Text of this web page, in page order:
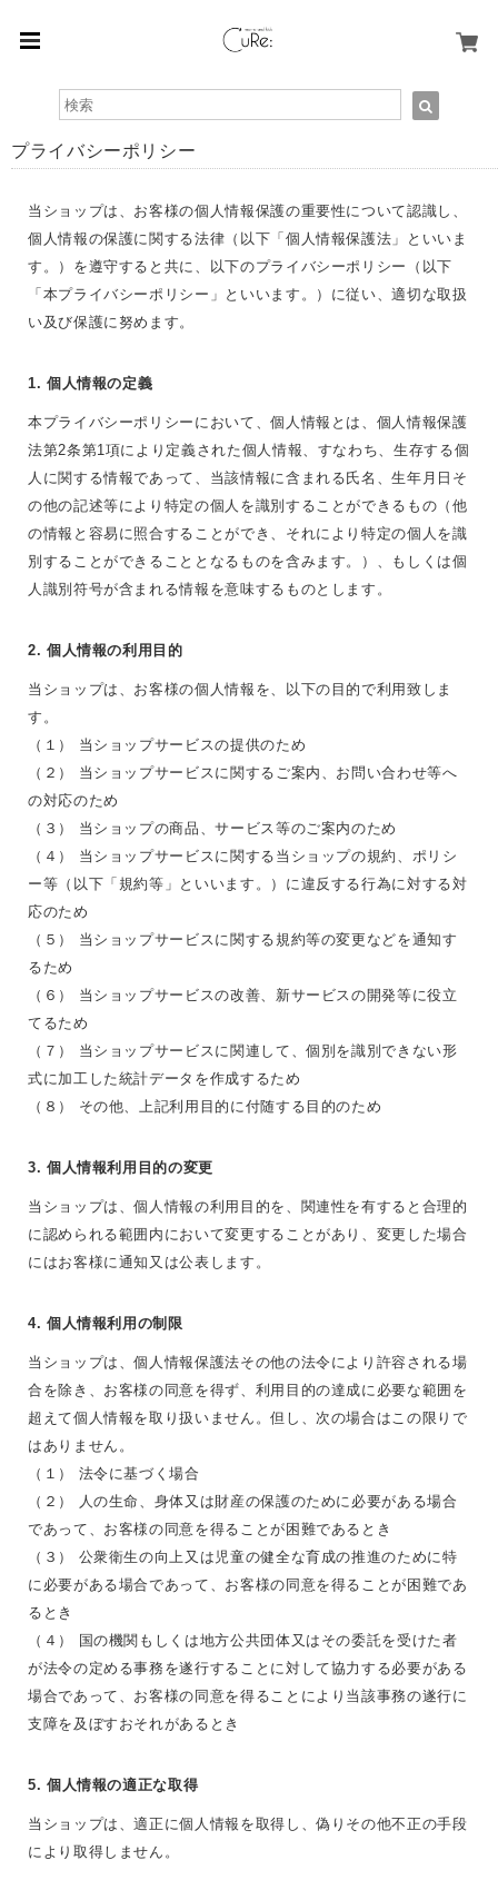
プライバシーポリシー
当ショップは、お客様の個人情報保護の重要性について認識し、
個人情報の保護に関する法律（以下「個人情報保護法」といいま
す。）を遵守すると共に、以下のプライバシーポリシー（以下
「本プライバシーポリシー」といいます。）に従い、適切な取扱
い及び保護に努めます。
1. 個人情報の定義
本プライバシーポリシーにおいて、個人情報とは、個人情報保護
法第2条第1項により定義された個人情報、すなわち、生存する個
人に関する情報であって、当該情報に含まれる氏名、生年月日そ
の他の記述等により特定の個人を識別することができるもの（他
の情報と容易に照合することができ、それにより特定の個人を識
別することができることとなるものを含みます。）、もしくは個
人識別符号が含まれる情報を意味するものとします。
2. 個人情報の利用目的
当ショップは、お客様の個人情報を、以下の目的で利用致しま
す。
（１） 当ショップサービスの提供のため
（２） 当ショップサービスに関するご案内、お問い合わせ等へ
の対応のため
（３） 当ショップの商品、サービス等のご案内のため
（４） 当ショップサービスに関する当ショップの規約、ポリシ
ー等（以下「規約等」といいます。）に違反する行為に対する対
応のため
（５） 当ショップサービスに関する規約等の変更などを通知す
るため
（６） 当ショップサービスの改善、新サービスの開発等に役立
てるため
（７） 当ショップサービスに関連して、個別を識別できない形
式に加工した統計データを作成するため
（８） その他、上記利用目的に付随する目的のため
3. 個人情報利用目的の変更
当ショップは、個人情報の利用目的を、関連性を有すると合理的
に認められる範囲内において変更することがあり、変更した場合
にはお客様に通知又は公表します。
4. 個人情報利用の制限
当ショップは、個人情報保護法その他の法令により許容される場
合を除き、お客様の同意を得ず、利用目的の達成に必要な範囲を
超えて個人情報を取り扱いません。但し、次の場合はこの限りで
はありません。
（１） 法令に基づく場合
（２） 人の生命、身体又は財産の保護のために必要がある場合
であって、お客様の同意を得ることが困難であるとき
（３） 公衆衛生の向上又は児童の健全な育成の推進のために特
に必要がある場合であって、お客様の同意を得ることが困難であ
るとき
（４） 国の機関もしくは地方公共団体又はその委託を受けた者
が法令の定める事務を遂行することに対して協力する必要がある
場合であって、お客様の同意を得ることにより当該事務の遂行に
支障を及ぼすおそれがあるとき
5. 個人情報の適正な取得
当ショップは、適正に個人情報を取得し、偽りその他不正の手段
により取得しません。